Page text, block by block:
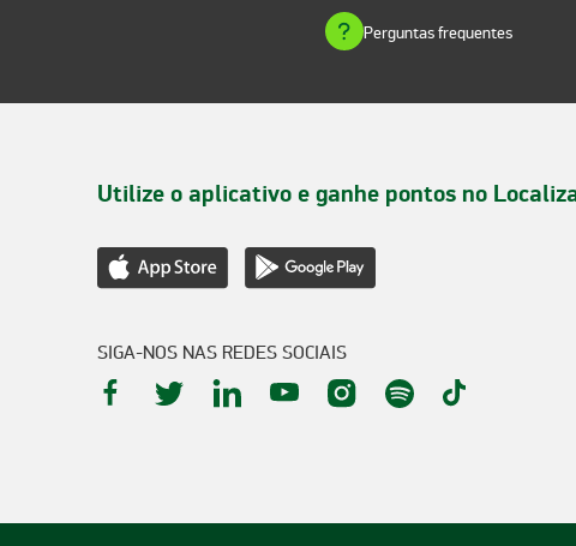
Perguntas frequentes
Utilize o aplicativo e ganhe pontos no
SIGA-NOS NAS REDES SOCIAIS